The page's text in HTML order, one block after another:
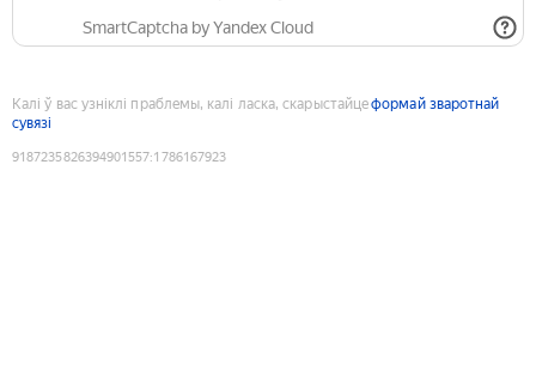
SmartCaptcha by Yandex Cloud
Калі ў вас узніклі праблемы, калі ласка, скарыстайцеформай зваротнай
сувязі
9187235826394901557:1786167923